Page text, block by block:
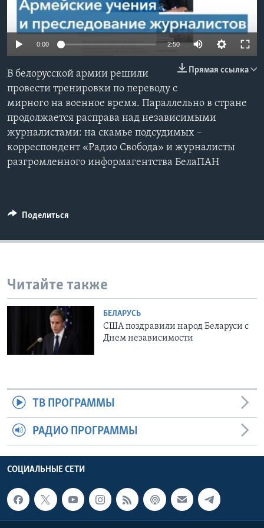
Learning English
Языки
0:00 2:50
Прямая ссылка
В белорусской армии решили
провести тренировки по переводу с
мирного на военное время. Параллельно в стране
продолжается расправа над независимыми
журналистами: на скамье подсудимых –
корреспондент «Радио Свобода» и журналисты
разгромленного информагентства БелаПАН
Поделиться
Читайте также
БЕЛАРУСЬ
США поздравили народ Беларуси с
Днем независимости
ТВ ПРОГРАММЫ
РАДИО ПРОГРАММЫ
СОЦИАЛЬНЫЕ СЕТИ